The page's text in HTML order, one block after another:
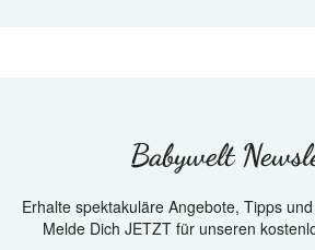
Babywelt
Erhalte spektakuläre Angebote, Tipps
Melde Dich JETZT für unseren